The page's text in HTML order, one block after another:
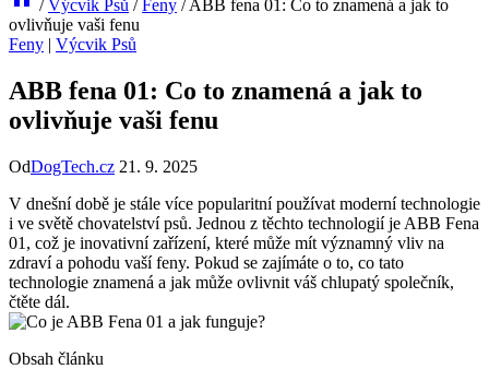
/ Výcvik Psů / Feny / ABB fena 01: Co to znamená a jak to
ovlivňuje vaši fenu
Feny | Výcvik Psů
ABB fena 01: Co to znamená a jak to
ovlivňuje vaši fenu
OdDogTech.cz 21. 9. 2025
V dnešní době je stále více popularitní používat moderní technologie
i ve světě chovatelství psů. Jednou z těchto technologií je ABB Fena
01, což je inovativní zařízení, které může mít významný vliv na
zdraví a pohodu vaší feny. Pokud se zajímáte o to, co tato
technologie znamená a jak může ovlivnit váš chlupatý společník,
čtěte dál.
Obsah článku